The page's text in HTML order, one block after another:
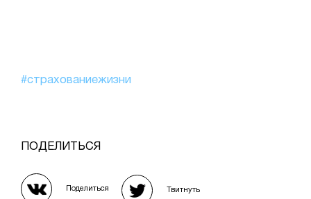
#страхованиежизни
ПОДЕЛИТЬСЯ
Поделиться Твитнуть